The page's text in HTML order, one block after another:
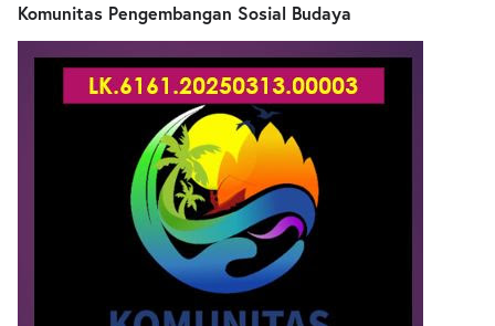
Komunitas Pengembangan Sosial Budaya